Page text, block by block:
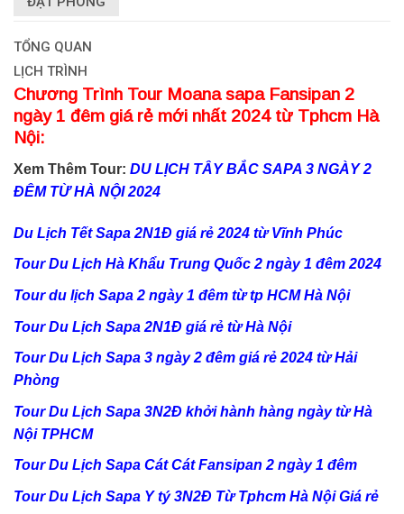
TỔNG QUAN
LỊCH TRÌNH
Chương Trình Tour Moana sapa Fansipan 2
ngày 1 đêm giá rẻ mới nhất 2024 từ Tphcm Hà
Nội:
Xem Thêm Tour: DU LỊCH TÂY BẮC SAPA 3 NGÀY 2
ĐÊM TỪ HÀ NỘI 2024
Du Lịch Tết Sapa 2N1Đ giá rẻ 2024 từ Vĩnh Phúc
Tour Du Lịch Hà Khẩu Trung Quốc 2 ngày 1 đêm 2024
Tour du lịch Sapa 2 ngày 1 đêm từ tp HCM Hà Nội
Tour Du Lịch Sapa 2N1Đ giá rẻ từ Hà Nội
Tour Du Lịch Sapa 3 ngày 2 đêm giá rẻ 2024 từ Hải
Phòng
Tour Du Lịch Sapa 3N2Đ khởi hành hàng ngày từ Hà
Nội TPHCM
Tour Du Lịch Sapa Cát Cát Fansipan 2 ngày 1 đêm
Tour Du Lịch Sapa Y tý 3N2Đ Từ Tphcm Hà Nội Giá rẻ